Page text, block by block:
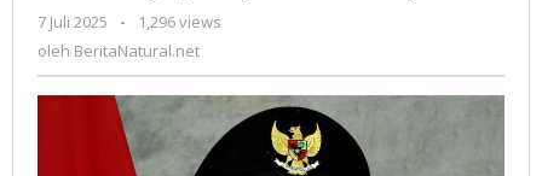
Pj
Gubernur
Papua
7 Juli 2025
oleh
BeritaNatural.net
-
1,296 views
oleh BeritaNatural.net